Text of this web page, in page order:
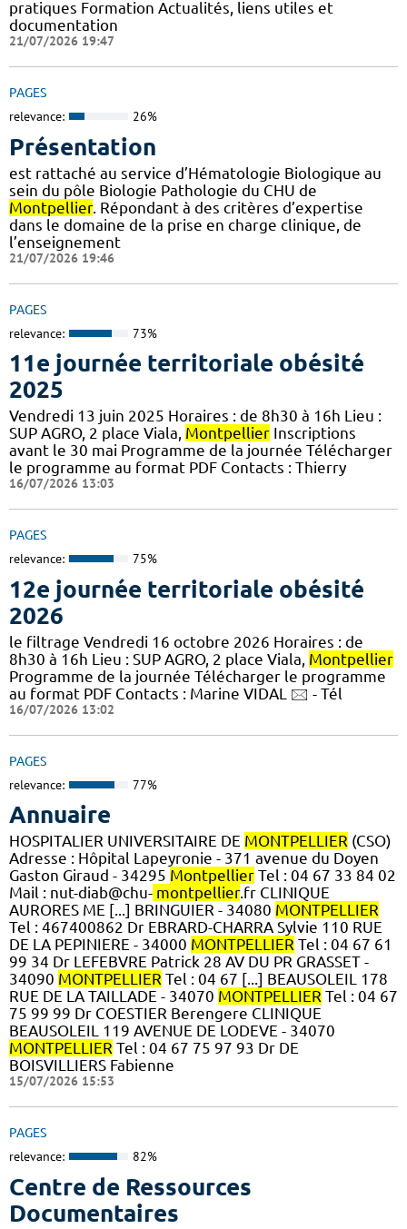
pratiques Formation Actualités, liens utiles et
documentation
21/07/2026 19:47
PAGES
relevance: 26%
Présentation
est rattaché au service d’Hématologie Biologique au
sein du pôle Biologie Pathologie du CHU de
Montpellier. Répondant à des critères d’expertise
dans le domaine de la prise en charge clinique, de
l’enseignement
21/07/2026 19:46
PAGES
relevance: 73%
11e journée territoriale obésité
2025
Vendredi 13 juin 2025 Horaires : de 8h30 à 16h Lieu :
SUP AGRO, 2 place Viala, Montpellier Inscriptions
avant le 30 mai Programme de la journée Télécharger
le programme au format PDF Contacts : Thierry
16/07/2026 13:03
PAGES
relevance: 75%
12e journée territoriale obésité
2026
le filtrage Vendredi 16 octobre 2026 Horaires : de
8h30 à 16h Lieu : SUP AGRO, 2 place Viala, Montpellier
Programme de la journée Télécharger le programme
au format PDF Contacts : Marine VIDAL 🖂 - Tél
16/07/2026 13:02
PAGES
relevance: 77%
Annuaire
HOSPITALIER UNIVERSITAIRE DE MONTPELLIER (CSO)
Adresse : Hôpital Lapeyronie - 371 avenue du Doyen
Gaston Giraud - 34295 Montpellier Tel : 04 67 33 84 02
Mail : nut-diab@chu- montpellier.fr CLINIQUE
AURORES ME [...] BRINGUIER - 34080 MONTPELLIER
Tel : 467400862 Dr EBRARD-CHARRA Sylvie 110 RUE
DE LA PEPINIERE - 34000 MONTPELLIER Tel : 04 67 61
99 34 Dr LEFEBVRE Patrick 28 AV DU PR GRASSET -
34090 MONTPELLIER Tel : 04 67 [...] BEAUSOLEIL 178
RUE DE LA TAILLADE - 34070 MONTPELLIER Tel : 04 67
75 99 99 Dr COESTIER Berengere CLINIQUE
BEAUSOLEIL 119 AVENUE DE LODEVE - 34070
MONTPELLIER Tel : 04 67 75 97 93 Dr DE
BOISVILLIERS Fabienne
15/07/2026 15:53
PAGES
relevance: 82%
Centre de Ressources
Documentaires